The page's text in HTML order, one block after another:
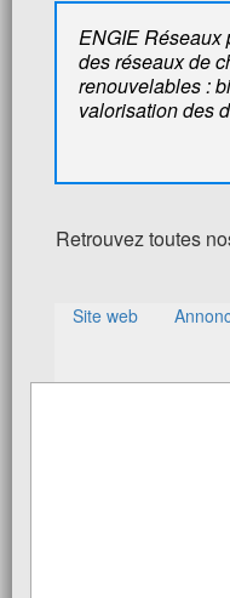
ENGIE Réseaux
des réseaux de
renouvelables :
valorisation des
Retrouvez toutes
Site web